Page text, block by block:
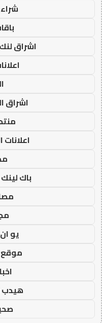
اشراق
اشراق
اعلانات
باك
يو
موقع
اخبار 24
هيدب